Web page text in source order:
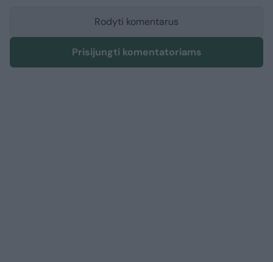
Rodyti komentarus
Prisijungti komentatoriams